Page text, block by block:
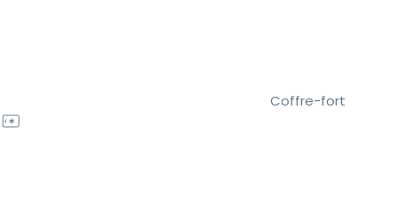
Coffre-fort